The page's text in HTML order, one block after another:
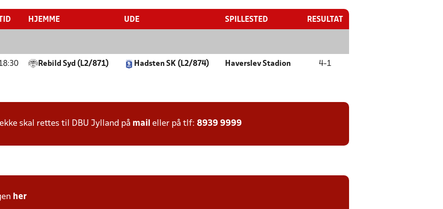
TID HJEMME UDE SPILLESTED RESULTAT
Rebild Syd (L2/871) Hadsten SK (L2/874) Haverslev Stadion 4-1
skal rettes til DBU Jylland på mail eller på tlf: 8939 9999
her